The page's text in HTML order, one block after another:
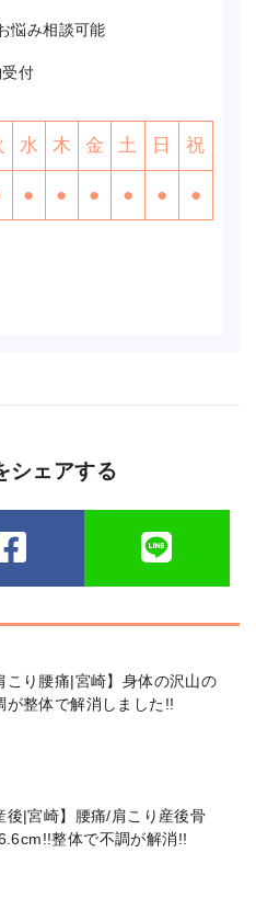
悩み相談可能
付
水 木 金 土 日 祝
● ● ● ● ● ●
シェアする
こり腰痛|宮崎】身体の沢山の
が整体で解消しました!!
後|宮崎】腰痛/肩こり産後骨
整体で不調が解消!!